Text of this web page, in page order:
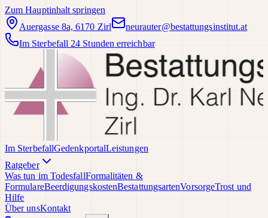
Zum Hauptinhalt springen
Auergasse 8a, 6170 Zirl
neurauter@bestattungsinstitut.at
Im Sterbefall 24 Stunden erreichbar
Im SterbefallGedenkportalLeistungen
Ratgeber
Was tun im TodesfallFormalitäten &
FormulareBeerdigungskostenBestattungsartenVorsorgeTrost und
Hilfe
Über unsKontakt